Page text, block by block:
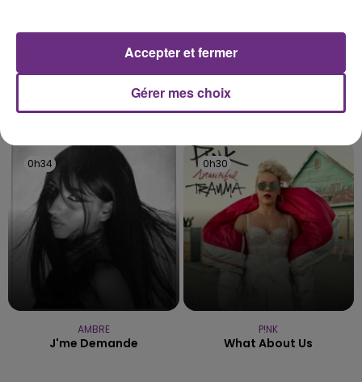
C'était l'une des institutions du centre-ville
fermer ses portes.
TITRES DIFFUSÉS
0h34
0h34
AMBRE
J'me Demande
0h30
0h30
P!NK
What About Us
Gérer mes choix
Accepter et fermer